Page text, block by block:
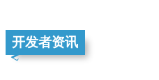
开发者资讯